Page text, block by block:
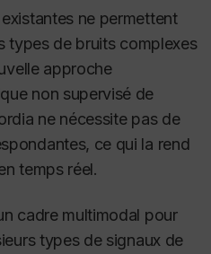
ne permettent
types de bruits complexes
approche
non supervisé de
ne nécessite pas de
ce qui la rend
temps réel.
cadre multimodal pour
types de signaux de